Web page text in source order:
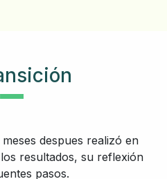
despues realizó en
resultados, su reflexión
pasos.